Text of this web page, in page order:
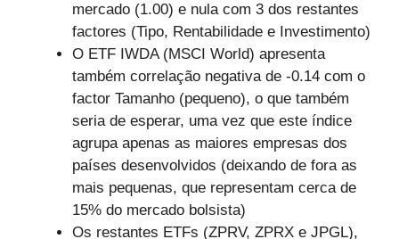
mercado (1.00) e nula com 3 dos restantes
factores (Tipo, Rentabilidade e Investimento)
O ETF IWDA (MSCI World) apresenta
também correlação negativa de -0.14 com o
factor Tamanho (pequeno), o que também
seria de esperar, uma vez que este índice
agrupa apenas as maiores empresas dos
países desenvolvidos (deixando de fora as
mais pequenas, que representam cerca de
15% do mercado bolsista)
Os restantes ETFs (ZPRV, ZPRX e JPGL),